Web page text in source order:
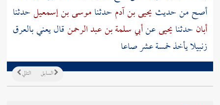
أصح من حديث يحيى بن آدم حدثناموسى بن إسمعيلحدثنا
أبان حدثنايحيىعنأبي سلمة بن عبد الرحمنقال يعني بالعرق
زنبيلا يأخذ خمسة عشر صاعا
التالي السابق